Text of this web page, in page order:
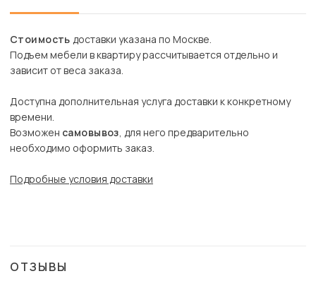
Стоимость доставки указана по Москве.
Подъем мебели в квартиру рассчитывается отдельно и
зависит от веса заказа.
Доступна дополнительная услуга доставки к конкретному
времени.
Возможен самовывоз, для него предварительно
необходимо оформить заказ.
Подробные условия доставки
ОТЗЫВЫ